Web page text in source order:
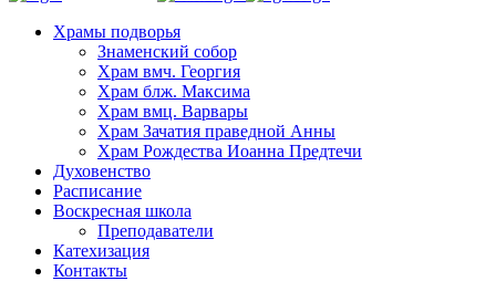
Храмы подворья
Знаменский собор
Храм вмч. Георгия
Храм блж. Максима
Храм вмц. Варвары
Храм Зачатия праведной Анны
Храм Рождества Иоанна Предтечи
Духовенство
Расписание
Воскресная школа
Преподаватели
Катехизация
Контакты